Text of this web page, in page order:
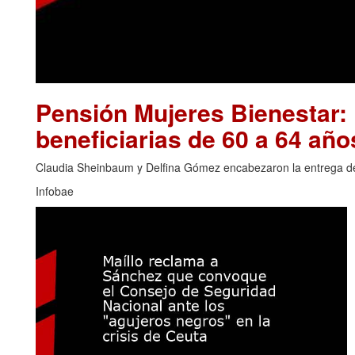
Pensión Mujeres
beneficiarias de 60 a 64
Claudia Sheinbaum y Delfina Gómez encabezaron la entrega
Infobae